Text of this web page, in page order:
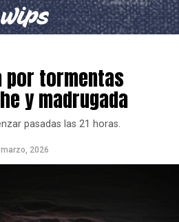
tormentas
y madrugada
pasadas las 21 horas.
2026